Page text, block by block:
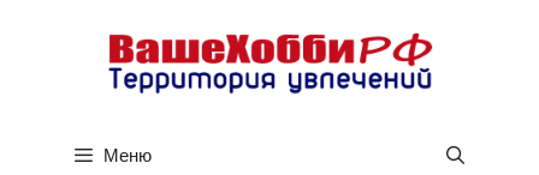
содержимому
Меню